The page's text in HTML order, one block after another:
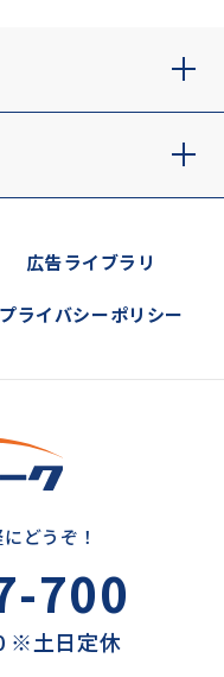
広告ライブラリ
プライバシーポリシー
どうぞ！
700
※土日定休